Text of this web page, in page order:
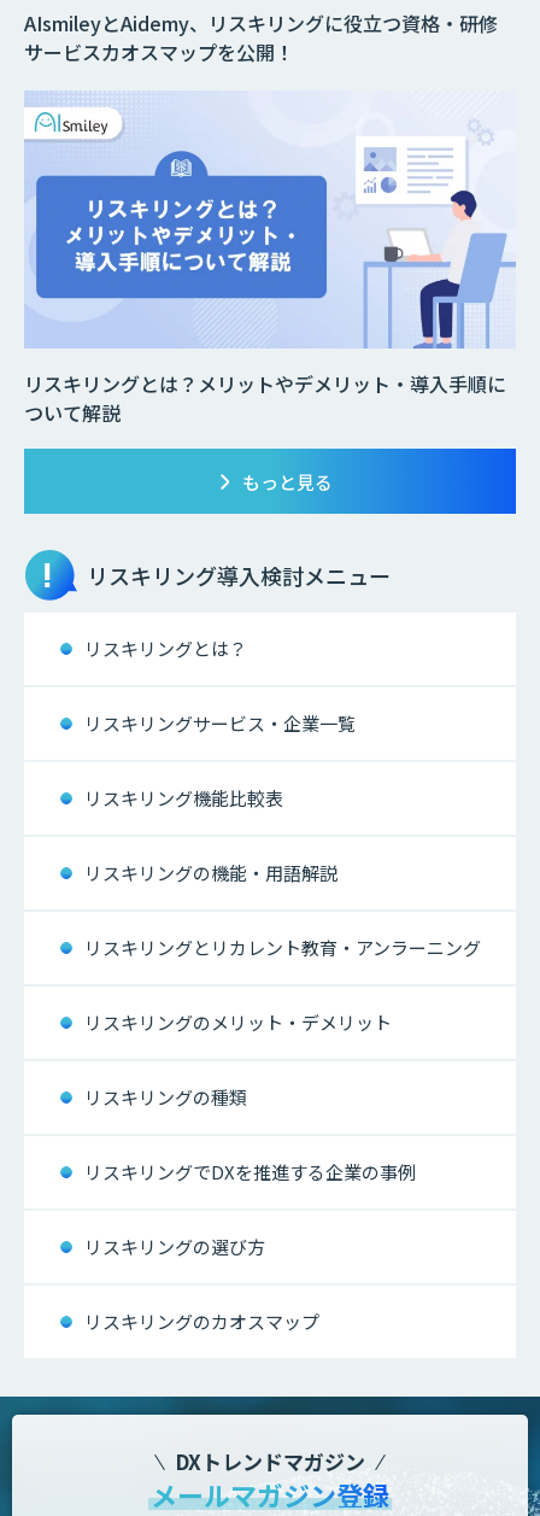
AIsmileyとAidemy、リスキリングに役立つ資格・研修
サービスカオスマップを公開！
リスキリングとは？メリットやデメリット・導入手順に
ついて解説
もっと見る
リスキリング導入検討メニュー
リスキリングとは？
リスキリングサービス・企業一覧
リスキリング機能比較表
リスキリングの機能・用語解説
リスキリングとリカレント教育・アンラーニング
リスキリングのメリット・デメリット
リスキリングの種類
リスキリングでDXを推進する企業の事例
リスキリングの選び方
リスキリングのカオスマップ
DXトレンドマガジン
メールマガジン登録